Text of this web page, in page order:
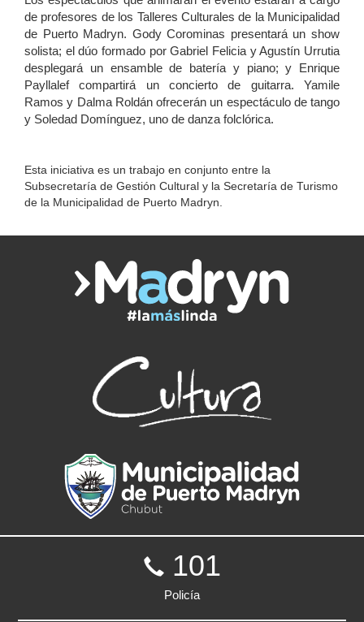
de profesores de los Talleres Culturales de la Municipalidad
de Puerto Madryn. Gody Corominas presentará un show
solista; el dúo formado por Gabriel Felicia y Agustín Urrutia
desplegará un ensamble de batería y piano; y Enrique
Payllalef compartirá un concierto de guitarra. Yamile
Ramos y Dalma Roldán ofrecerán un espectáculo de tango
y Soledad Domínguez, uno de danza folclórica.
Esta iniciativa es un trabajo en conjunto entre la
Subsecretaría de Gestión Cultural y la Secretaría de Turismo
de la Municipalidad de Puerto Madryn.
101
Policía